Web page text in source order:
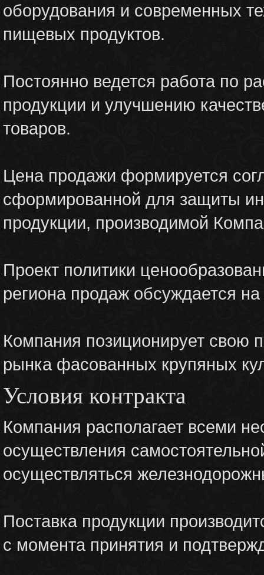
оборудования и современных
пищевых продуктов.
Постоянно ведется работа по
продукции и улучшению
товаров.
Цена продажи формируется
сформированной для защиты
продукции, производимой
Проект политики
региона продаж обсуждается
Компания позиционирует свою
рынка фасованных крупяных
Условия контракта
Компания располагает всеми
осуществления
осуществляться
Поставка продукции
с момента принятия и